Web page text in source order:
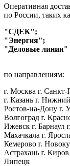
Оперативная
по России, таких
"СДЕК";
"Энергия";
"Деловые линии"
по направлениям:
г. Москва г. Санкт-
г. Казань г.
Ростов-на-Дону г.
Волгоград г.
Ижевск г. Барнаул
Махачкала г.
Кемерово г.
Астрахань г.
Липецк